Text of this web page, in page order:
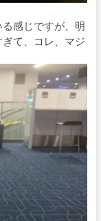
感じですが、明
て、コレ、マジ